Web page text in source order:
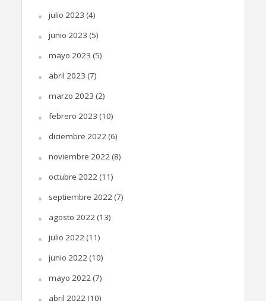
julio 2023 (4)
junio 2023 (5)
mayo 2023 (5)
abril 2023 (7)
marzo 2023 (2)
febrero 2023 (10)
diciembre 2022(6)
noviembre 2022(8)
octubre 2022(11)
septiembre 2022(7)
agosto 2022(13)
julio 2022(11)
junio 2022(10)
mayo 2022(7)
abril 2022(10)